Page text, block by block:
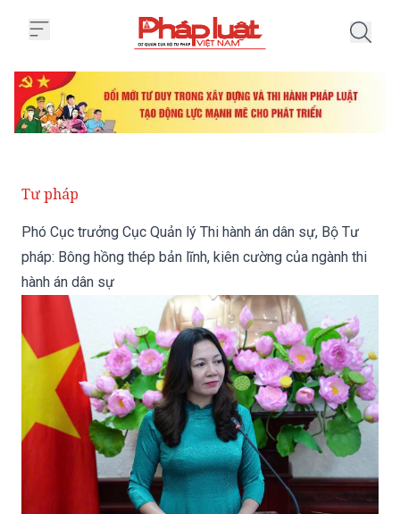
Tư pháp
Phó Cục trưởng Cục Quản lý Thi hành án dân sự, Bộ Tư
pháp: Bông hồng thép bản lĩnh, kiên cường của ngành thi
hành án dân sự